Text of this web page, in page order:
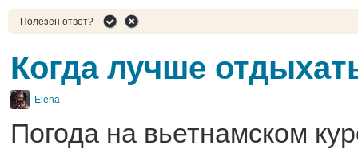
Полезен ответ?
Когда лучше
Elena
Погода на вьетнамском